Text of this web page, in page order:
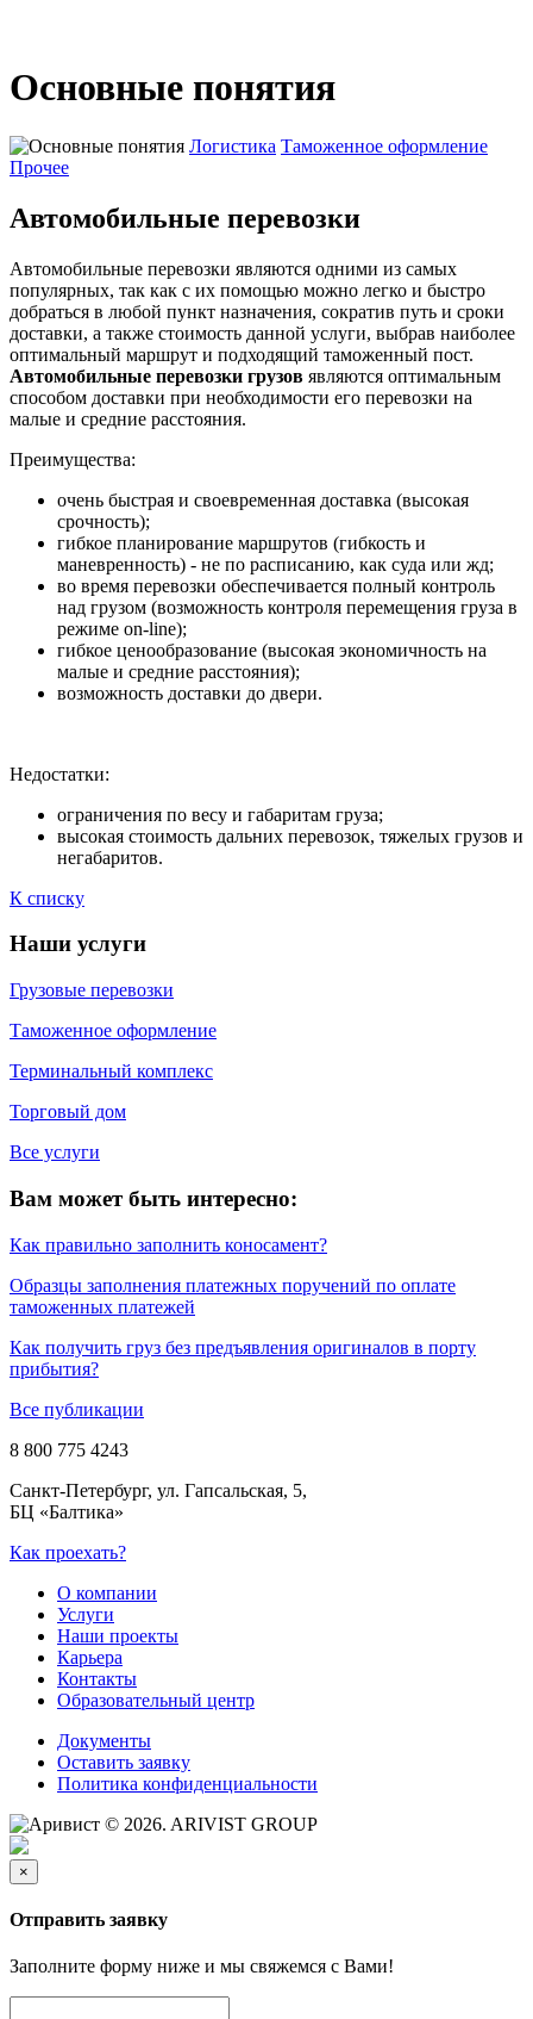
Основные понятия
Логистика Таможенное оформление
Прочее
Автомобильные перевозки
Автомобильные перевозки являются одними из самых
популярных, так как с их помощью можно легко и быстро
добраться в любой пункт назначения, сократив путь и сроки
доставки, а также стоимость данной услуги, выбрав наиболее
оптимальный маршрут и подходящий таможенный пост.
Автомобильные перевозки грузов являются оптимальным
способом доставки при необходимости его перевозки на
малые и средние расстояния.
Преимущества:
очень быстрая и своевременная доставка (высокая
срочность);
гибкое планирование маршрутов (гибкость и
маневренность) - не по расписанию, как суда или жд;
во время перевозки обеспечивается полный контроль
над грузом (возможность контроля перемещения груза в
режиме on-line);
гибкое ценообразование (высокая экономичность на
малые и средние расстояния);
возможность доставки до двери.
Недостатки:
ограничения по весу и габаритам груза;
высокая стоимость дальних перевозок, тяжелых грузов и
негабаритов.
К списку
Наши услуги
Грузовые перевозки
Таможенное оформление
Терминальный комплекс
Торговый дом
Все услуги
Вам может быть интересно:
Как правильно заполнить коносамент?
Образцы заполнения платежных поручений по оплате
таможенных платежей
Как получить груз без предъявления оригиналов в порту
прибытия?
Все публикации
8 800 775 4243
Санкт-Петербург, ул. Гапсальская, 5,
БЦ «Балтика»
Как проехать?
О компании
Услуги
Наши проекты
Карьера
Контакты
Образовательный центр
Документы
Оставить заявку
Политика конфиденциальности
© 2026. ARIVIST GROUP
×
Отправить заявку
Заполните форму ниже и мы свяжемся с Вами!